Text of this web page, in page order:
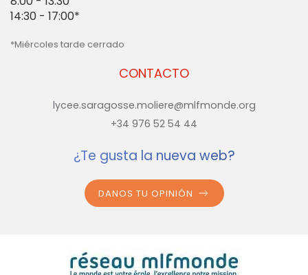
CONTACTO
lycee.saragosse.moliere@mlfmonde.org
+34 976 52 54 44
14:30 - 17:00*
*Miércoles tarde cerrado
¿Te gusta la nueva web?
DANOS TU OPINIÓN